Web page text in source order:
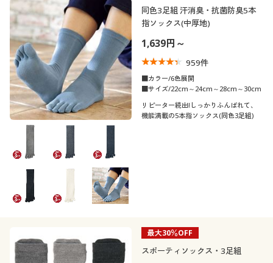
同色3足組 汗消臭・抗菌防臭5本
指ソックス(中厚地)
1,639円～
959件
■カラー/6色展開
■サイズ/22cm～24cm～28cm～30cm
リピーター続出!しっかりふんばれて、
機能満載の5本指ソックス(同色3足組)
最大30％OFF
スポーティソックス・3足組